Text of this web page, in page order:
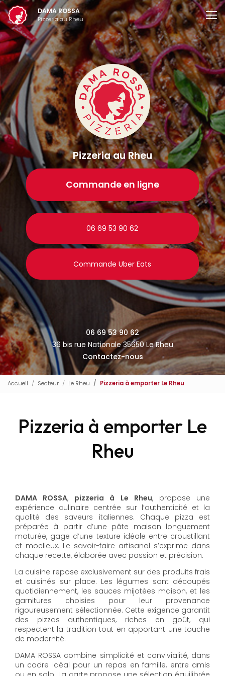
Aller
au
contenu
principal
DAMA ROSSA
Pizzeria au Rheu
Pizzeria au Rheu
Commande en ligne
06 69 53 90 62
Commande Uber Eats
06 69 53 90 62
36 bis rue Nationale 35650 Le Rheu
Contactez-nous
Accueil Secteur Le Rheu Pizzeria à emporter Le Rheu
Pizzeria à emporter Le
Rheu
DAMA ROSSA, pizzeria à Le Rheu, propose une
expérience culinaire centrée sur l’authenticité et la
qualité des saveurs italiennes. Chaque pizza est
préparée à partir d’une pâte maison longuement
maturée, gage d’une texture idéale entre croustillant
et moelleux. Le savoir-faire artisanal s’exprime dans
chaque recette, élaborée avec passion et précision.
La cuisine repose exclusivement sur des produits frais
et cuisinés sur place. Les légumes sont découpés
quotidiennement, les sauces mijotées maison, et les
garnitures choisies pour leur provenance
rigoureusement sélectionnée. Cette exigence garantit
des pizzas authentiques, riches en goût, qui
respectent la tradition tout en apportant une touche
de modernité.
DAMA ROSSA combine simplicité et convivialité, dans
un cadre idéal pour un repas en famille, entre amis